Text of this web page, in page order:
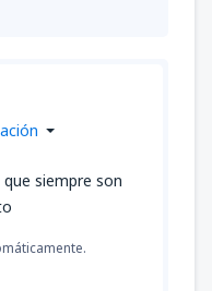
siempre son